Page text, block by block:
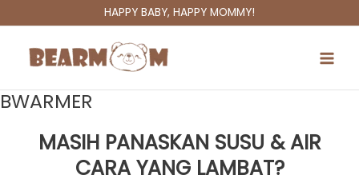
to
HAPPY BABY, HAPPY MOMMY!
BWARMER
MASIH PANASKAN SUSU & AIR
CARA YANG LAMBAT?